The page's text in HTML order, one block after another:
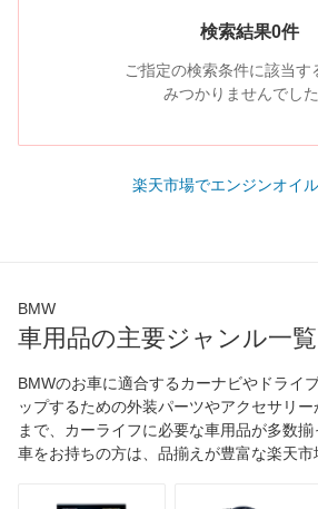
検索結果0件
ご指定の検索条件に該当す
みつかりませんでした
楽天市場でエンジンオイ
BMW
車用品の主要ジャンル一覧
BMWのお車に適合するカーナビやドライ
ップするための外装パーツやアクセサリ
まで、カーライフに必要な車用品が多数
車をお持ちの方は、品揃えが豊富な楽天市